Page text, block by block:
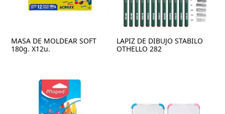
MASA DE MOLDEAR SOFT
180g. X12u.
LAPIZ DE DIBUJO STABILO
OTHELLO 282